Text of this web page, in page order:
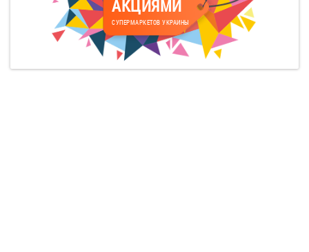
АКЦИЯМИ
СУПЕРМАРКЕТОВ УКРАИНЫ